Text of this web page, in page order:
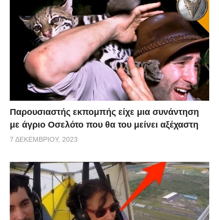
Παρουσιαστής εκπομπής είχε μια συνάντηση
με άγριο Οσελότο που θα του μείνει αξέχαστη
7 ΔΕΚΕΜΒΡΊΟΥ, 2023